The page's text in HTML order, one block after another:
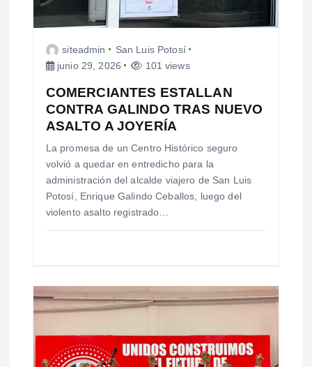
s
siteadmin
San Luis Potosí
junio 29, 2026
101 views
COMERCIANTES ESTALLAN
CONTRA GALINDO TRAS NUEVO
ASALTO A JOYERÍA
La promesa de un Centro Histórico seguro
volvió a quedar en entredicho para la
administración del alcalde viajero de San Luis
Potosí, Enrique Galindo Ceballos, luego del
violento asalto registrado…